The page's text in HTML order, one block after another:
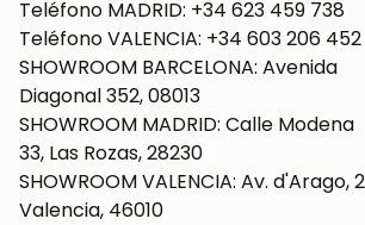
Teléfono MADRID: +34 623 459 738
Teléfono VALENCIA: +34 603 206 452
SHOWROOM BARCELONA: Avenida
Diagonal 352, 08013
SHOWROOM MADRID: Calle Modena
33, Las Rozas, 28230
SHOWROOM VALENCIA: Av. d'Arago,
Valencia, 46010